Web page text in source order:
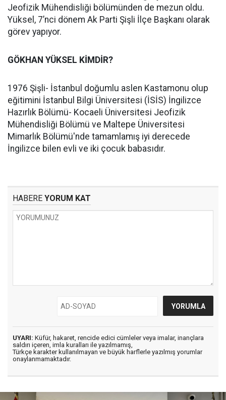
Jeofizik Mühendisliği bölümünden de mezun oldu.
Yüksel, 7’nci dönem Ak Parti Şişli İlçe Başkanı olarak
görev yapıyor.
GÖKHAN YÜKSEL KİMDİR?
1976 Şişli- İstanbul doğumlu aslen Kastamonu olup
eğitimini İstanbul Bilgi Üniversitesi (İSİS) İngilizce
Hazırlık Bölümü- Kocaeli Üniversitesi Jeofizik
Mühendisliği Bölümü ve Maltepe Üniversitesi
Mimarlık Bölümü'nde tamamlamış iyi derecede
İngilizce bilen evli ve iki çocuk babasıdır.
HABERE YORUM KAT
UYARI: Küfür, hakaret, rencide edici cümleler veya imalar, inançlara
saldırı içeren, imla kuralları ile yazılmamış,
Türkçe karakter kullanılmayan ve büyük harflerle yazılmış yorumlar
onaylanmamaktadır.